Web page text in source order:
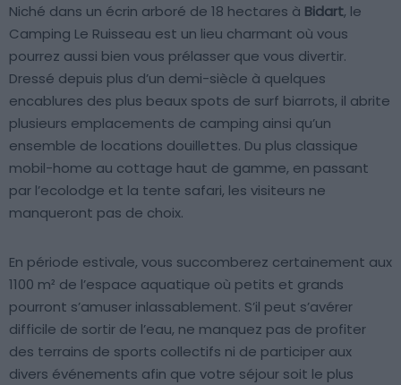
Niché dans un écrin arboré de 18 hectares à Bidart, le
Camping Le Ruisseau est un lieu charmant où vous
pourrez aussi bien vous prélasser que vous divertir.
Dressé depuis plus d’un demi-siècle à quelques
encablures des plus beaux spots de surf biarrots, il abrite
plusieurs emplacements de camping ainsi qu’un
ensemble de locations douillettes. Du plus classique
mobil-home au cottage haut de gamme, en passant
par l’ecolodge et la tente safari, les visiteurs ne
manqueront pas de choix.
En période estivale, vous succomberez certainement aux
1100 m² de l’espace aquatique où petits et grands
pourront s’amuser inlassablement. S’il peut s’avérer
difficile de sortir de l’eau, ne manquez pas de profiter
des terrains de sports collectifs ni de participer aux
divers événements afin que votre séjour soit le plus